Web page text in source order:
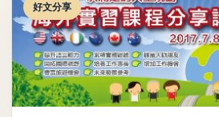
好文分享